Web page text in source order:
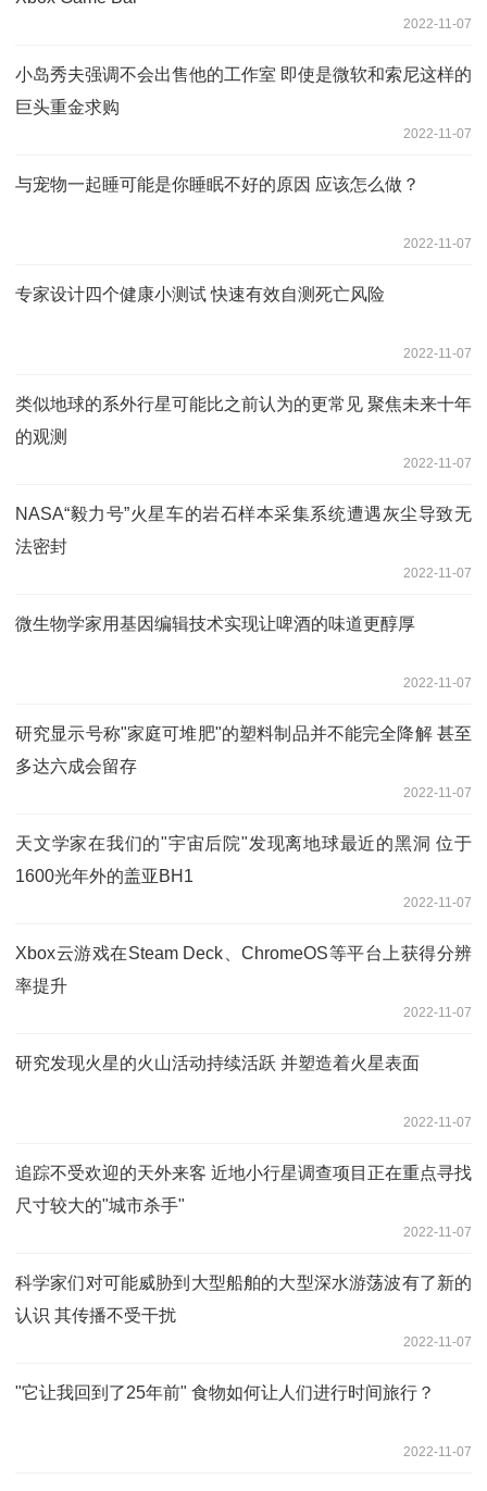
2022-11-07
小岛秀夫强调不会出售他的工作室 即使是微软和索尼这样的
巨头重金求购
2022-11-07
与宠物一起睡可能是你睡眠不好的原因 应该怎么做？
2022-11-07
专家设计四个健康小测试 快速有效自测死亡风险
2022-11-07
类似地球的系外行星可能比之前认为的更常见 聚焦未来十年
的观测
2022-11-07
NASA“毅力号”火星车的岩石样本采集系统遭遇灰尘导致无
法密封
2022-11-07
微生物学家用基因编辑技术实现让啤酒的味道更醇厚
2022-11-07
研究显示号称"家庭可堆肥"的塑料制品并不能完全降解 甚至
多达六成会留存
2022-11-07
天文学家在我们的"宇宙后院"发现离地球最近的黑洞 位于
1600光年外的盖亚BH1
2022-11-07
Xbox云游戏在Steam Deck、ChromeOS等平台上获得分辨
率提升
2022-11-07
研究发现火星的火山活动持续活跃 并塑造着火星表面
2022-11-07
追踪不受欢迎的天外来客 近地小行星调查项目正在重点寻找
尺寸较大的"城市杀手"
2022-11-07
科学家们对可能威胁到大型船舶的大型深水游荡波有了新的
认识 其传播不受干扰
2022-11-07
"它让我回到了25年前" 食物如何让人们进行时间旅行？
2022-11-07